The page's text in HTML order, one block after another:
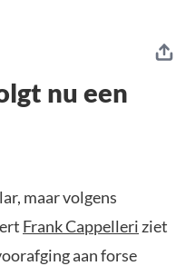
nu een
maar volgens
Frank Cappelleri ziet
aan forse